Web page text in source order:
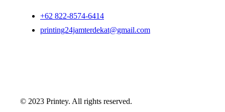
+62 822-8574-6414
printing24jamterdekat@gmail.com
© 2023 Printey. All rights reserved.